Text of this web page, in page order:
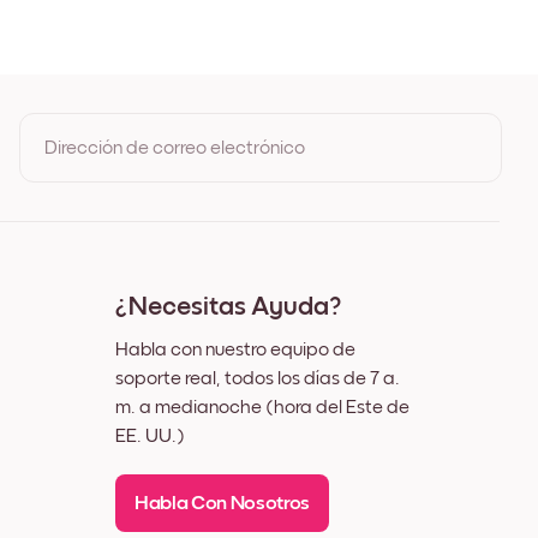
Dirección de correo electrónico
¿Necesitas Ayuda?
Habla con nuestro equipo de
soporte real, todos los días de 7 a.
m. a medianoche (hora del Este de
EE. UU.)
Habla Con Nosotros